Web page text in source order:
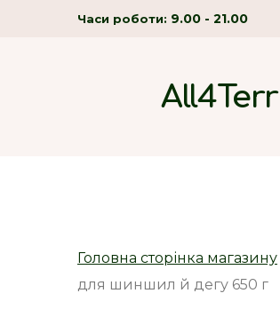
Часи роботи: 9.00 - 21.00
All4Terr
Головна сторінка магазину
для шиншил й дегу 650 г